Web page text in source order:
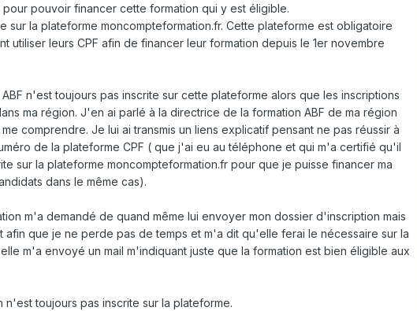
pour pouvoir financer cette formation qui y est éligible.
sur la plateforme moncompteformation.fr. Cette plateforme est obligatoire
utiliser leurs CPF afin de financer leur formation depuis le 1er novembre
n'est toujours pas inscrite sur cette plateforme alors que les inscriptions
ma région. J'en ai parlé à la directrice de la formation ABF de ma région
comprendre. Je lui ai transmis un liens explicatif pensant ne pas réussir à
de la plateforme CPF ( que j'ai eu au téléphone et qui m'a certifié qu'il
sur la plateforme moncompteformation.fr pour que je puisse financer ma
dans le même cas).
m'a demandé de quand même lui envoyer mon dossier d'inscription mais
afin que je ne perde pas de temps et m'a dit qu'elle ferai le nécessaire sur la
m'a envoyé un mail m'indiquant juste que la formation est bien éligible aux
toujours pas inscrite sur la plateforme.